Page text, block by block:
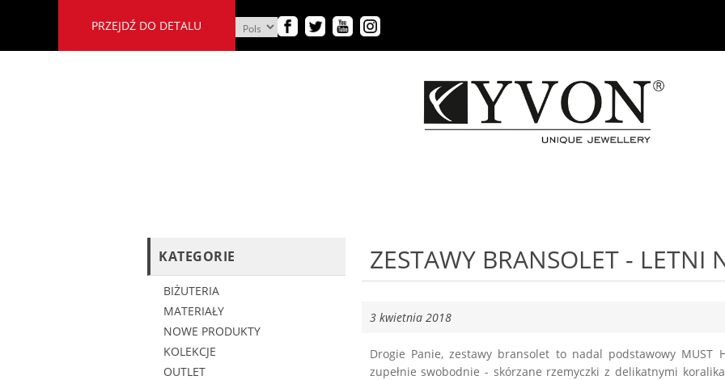
PRZEJDŹ DO DETALU
KATEGORIE
BIŻUTERIA
MATERIAŁY
NOWE PRODUKTY
KOLEKCJE
OUTLET
ZESTAWY BRANSOLET - LETNI
3 kwietnia 2018
Drogie Panie, zestawy bransolet to nadal podstawowy MUST
zupełnie swobodnie - skórzane rzemyczki z delikatnymi